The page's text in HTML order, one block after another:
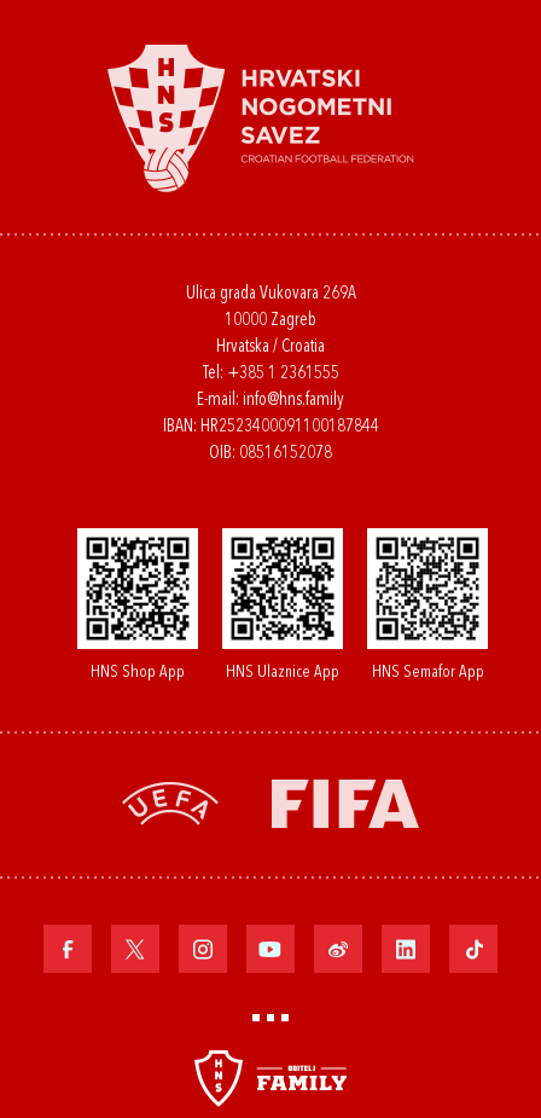
Ulica grada Vukovara 269A
10000 Zagreb
Hrvatska / Croatia
Tel: +385 1 2361555
E-mail: info@hns.family
IBAN: HR2523400091100187844
OIB: 08516152078
HNS Shop App HNS Ulaznice App HNS Semafor App